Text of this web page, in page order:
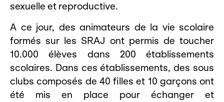
sexuelle et reproductive.
A ce jour, des animateurs de la vie scolaire
formés sur les SRAJ ont permis de toucher
10.000 élèves dans 200 établissements
scolaires. Dans ces établissements, des sous
clubs composés de 40 filles et 10 garçons ont
été mis en place pour échanger et